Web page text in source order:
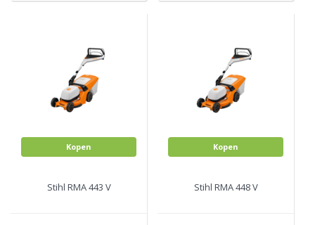
Kopen
Stihl RMA 443 V
Kopen
Stihl RMA 448 V